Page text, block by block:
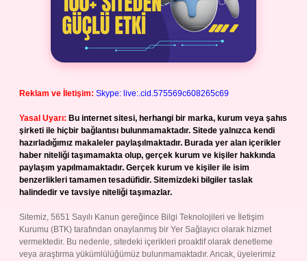
Reklam ve İletişim: Skype: live:.cid.575569c608265c69
Yasal Uyarı: Bu internet sitesi, herhangi bir marka, kurum veya şahıs
şirketi ile hiçbir bağlantısı bulunmamaktadır. Sitede yalnızca kendi
hazırladığımız makaleler paylaşılmaktadır. Burada yer alan içerikler
haber niteliği taşımamakta olup, gerçek kurum ve kişiler hakkında
paylaşım yapılmamaktadır. Gerçek kurum ve kişiler ile isim
benzerlikleri tamamen tesadüfidir. Sitemizdeki bilgiler taslak
halindedir ve tavsiye niteliği taşımazlar.
Sitemiz, 5651 Sayılı Kanun gereğince Bilgi Teknolojileri ve İletişim
Kurumu (BTK) tarafından onaylanmış bir Yer Sağlayıcı olarak hizmet
vermektedir. Bu nedenle, sitedeki içerikleri proaktif olarak denetleme
veya araştırma yükümlülüğümüz bulunmamaktadır. Ancak, üyelerimiz